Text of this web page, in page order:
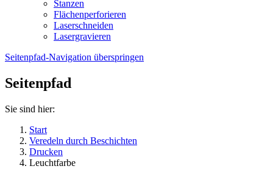
Stanzen
Flächenperforieren
Laserschneiden
Lasergravieren
Seitenpfad-Navigation überspringen
Seitenpfad
Sie sind hier:
Start
Veredeln durch Beschichten
Drucken
Leuchtfarbe